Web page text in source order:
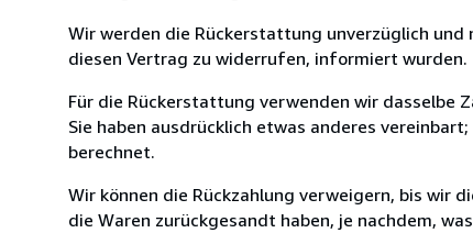
Wir werden die Rückerstattung unverzüglich und
diesen Vertrag zu widerrufen, informiert wurden.
Für die Rückerstattung verwenden wir dasselbe
Sie haben ausdrücklich etwas anderes
berechnet.
Wir können die Rückzahlung verweigern, bis wir
die Waren zurückgesandt haben, je nachdem,